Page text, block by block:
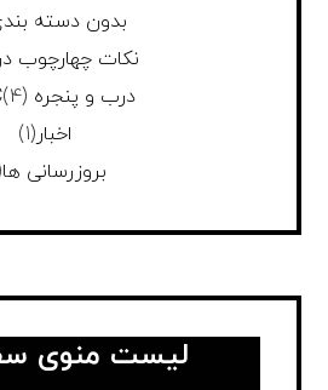
بدون دسته
نکات چهارچوب
درب و پنجره UPVC (4)
اخبار(1)
بروزرسانی ها
لیست منوی